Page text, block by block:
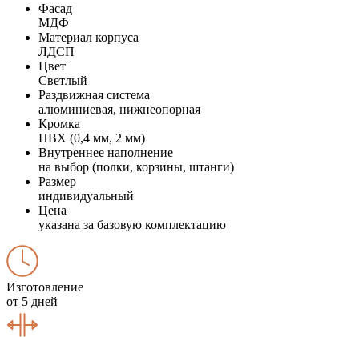
Фасад
МДФ
Материал корпуса
ЛДСП
Цвет
Светлый
Раздвижная система
алюминиевая, нижнеопорная
Кромка
ПВХ (0,4 мм, 2 мм)
Внутреннее наполнение
на выбор (полки, корзины, штанги)
Размер
индивидуальный
Цена
указана за базовую комплектацию
Изготовление
от 5 дней